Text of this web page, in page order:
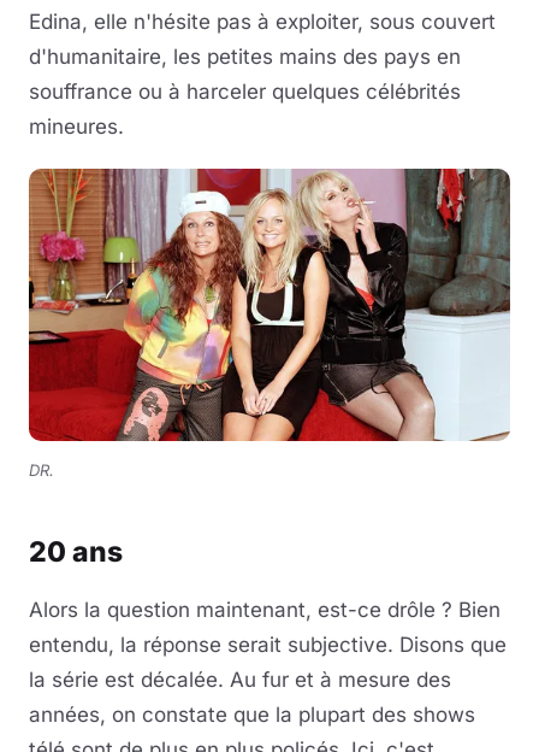
Edina, elle n'hésite pas à exploiter, sous couvert
d'humanitaire, les petites mains des pays en
souffrance ou à harceler quelques célébrités
mineures.
DR.
20 ans
Alors la question maintenant, est-ce drôle ? Bien
entendu, la réponse serait subjective. Disons que
la série est décalée. Au fur et à mesure des
années, on constate que la plupart des shows